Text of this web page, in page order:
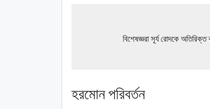
বিশেষজ্ঞরা সূর্য রোদকে
হরমোন পরিবর্তন